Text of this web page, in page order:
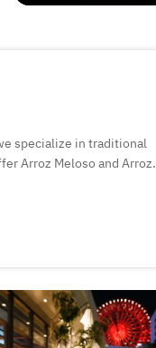
specialize in traditional
Arroz Meloso and Arroz